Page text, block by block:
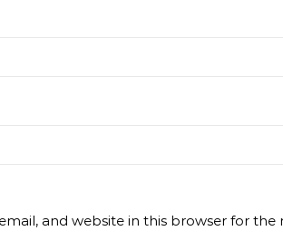
and website in this browser for